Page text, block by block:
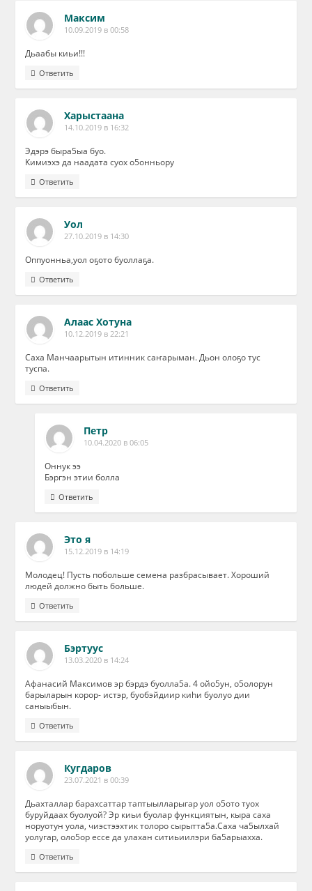
Максим
10.09.2019 в 00:58
Дьаабы киьи!!!
Ответить
Харыстаана
14.10.2019 в 16:32
Эдэрэ быра5ыа буо.
Кимиэхэ да наадата суох о5онньору
Ответить
Уол
27.10.2019 в 14:30
Оппуонньа,уол оҕото буоллаҕа.
Ответить
Алаас Хотуна
10.12.2019 в 22:21
Саха Манчаарытын итинник саҥарыман. Дьон олоҕо тус
туспа.
Ответить
Петр
10.04.2020 в 06:05
Оннук ээ
Бэргэн этии болла
Ответить
Это я
15.12.2019 в 14:19
Молодец! Пусть побольше семена разбрасывает. Хороший
людей должно быть больше.
Ответить
Бэртуус
13.03.2020 в 14:24
Афанасий Максимов эр бэрдэ буолла5а. 4 ойо5ун, о5олорун
барыларын корор- истэр, буобэйдиир киhи буолуо дии
саныыбын.
Ответить
Кугдаров
23.07.2021 в 00:39
Дьахталлар барахсаттар таптыылларыгар уол о5ото туох
буруйдаах буолуой? Эр киьи буолар функциятын, кыра саха
норуотун уола, чиэстээхтик толоро сырытта5а.Саха ча5ылхай
уолугар, оло5ор ессе да улахан ситиьиилэри ба5арыахха.
Ответить